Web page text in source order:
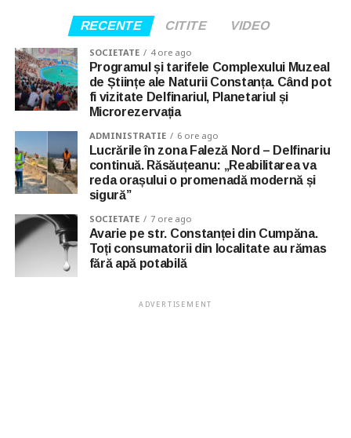
RECENTE CITITE VIDEO
SOCIETATE 4 ore ago
Programul și tarifele Complexului Muzeal
de Științe ale Naturii Constanța. Când pot
fi vizitate Delfinariul, Planetariul și
Microrezervația
ADMINISTRATIE 6 ore ago
Lucrările în zona Faleză Nord – Delfinariu
continuă. Răsăuțeanu: „Reabilitarea va
reda orașului o promenadă modernă și
sigură”
SOCIETATE 7 ore ago
Avarie pe str. Constanței din Cumpăna.
Toți consumatorii din localitate au rămas
fără apă potabilă
ADVERTISEMENT